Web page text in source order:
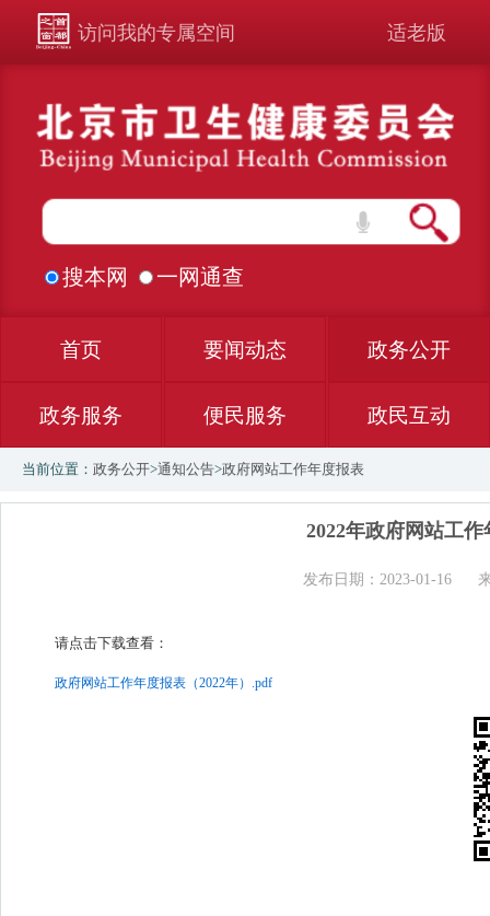
访问我的专属空间 适老版
搜本网 一网通查
首页 要闻动态 政务公开
政务服务 便民服务 政民互动
当前位置： 政务公开>通知公告>政府网站工作年度报表
2022年政府网站工
发布日期：2023-01-16
请点击下载查看：
政府网站工作年度报表（2022年）.pdf